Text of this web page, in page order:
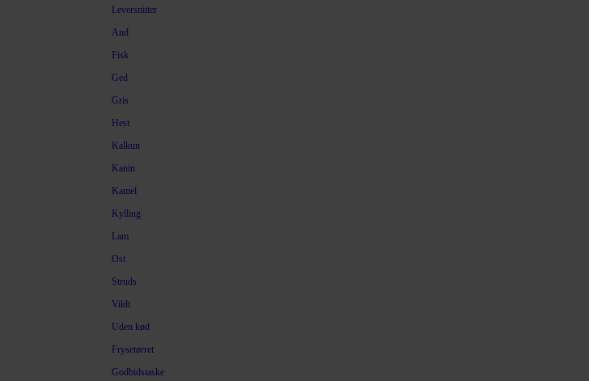
Leversnitter
And
Fisk
Ged
Gris
Hest
Kalkun
Kanin
Kamel
Kylling
Lam
Ost
Struds
Vildt
Uden kød
Frysetørret
Godbidstaske